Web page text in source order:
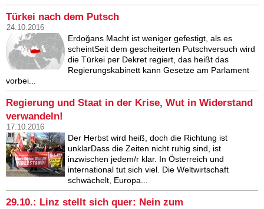
Türkei nach dem Putsch
24.10.2016
Erdoğans Macht ist weniger gefestigt, als es
scheintSeit dem gescheiterten Putschversuch wird
die Türkei per Dekret regiert, das heißt das
Regierungskabinett kann Gesetze am Parlament
vorbei...
Regierung und Staat in der Krise, Wut in Widerstand
verwandeln!
17.10.2016
Der Herbst wird heiß, doch die Richtung ist
unklarDass die Zeiten nicht ruhig sind, ist
inzwischen jedem/r klar. In Österreich und
international tut sich viel. Die Weltwirtschaft
schwächelt, Europa...
29.10.: Linz stellt sich quer: Nein zum